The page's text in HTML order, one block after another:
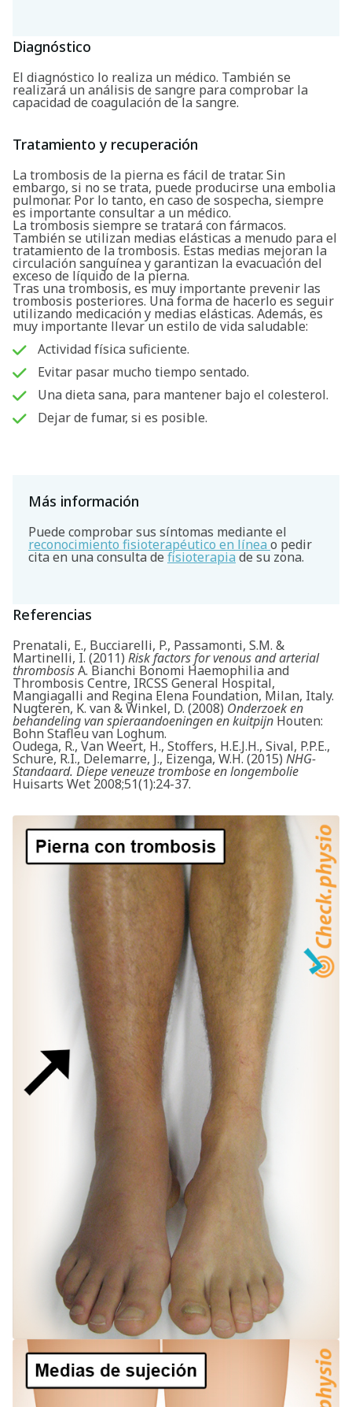
Diagnóstico
El diagnóstico lo realiza un médico. También se
realizará un análisis de sangre para comprobar la
capacidad de coagulación de la sangre.
Tratamiento y recuperación
La trombosis de la pierna es fácil de tratar. Sin
embargo, si no se trata, puede producirse una embolia
pulmonar. Por lo tanto, en caso de sospecha, siempre
es importante consultar a un médico.
La trombosis siempre se tratará con fármacos.
También se utilizan medias elásticas a menudo para el
tratamiento de la trombosis. Estas medias mejoran la
circulación sanguínea y garantizan la evacuación del
exceso de líquido de la pierna.
Tras una trombosis, es muy importante prevenir las
trombosis posteriores. Una forma de hacerlo es seguir
utilizando medicación y medias elásticas. Además, es
muy importante llevar un estilo de vida saludable:
Actividad física suficiente.
Evitar pasar mucho tiempo sentado.
Una dieta sana, para mantener bajo el colesterol.
Dejar de fumar, si es posible.
Más información
Puede comprobar sus síntomas mediante el
reconocimiento fisioterapéutico en línea o pedir
cita en una consulta de fisioterapia de su zona.
Referencias
Prenatali, E., Bucciarelli, P., Passamonti, S.M. &
Martinelli, I. (2011) Risk factors for venous and arterial
thrombosisA. Bianchi Bonomi Haemophilia and
Thrombosis Centre, IRCSS General Hospital,
Mangiagalli and Regina Elena Foundation, Milan, Italy.
Nugteren, K. van & Winkel, D. (2008) Onderzoek en
behandeling van spieraandoeningen en kuitpijn Houten:
Bohn Stafleu van Loghum.
Oudega, R., Van Weert, H., Stoffers, H.E.J.H., Sival, P.P.E.,
Schure, R.I., Delemarre, J., Eizenga, W.H. (2015) NHG-
Standaard. Diepe veneuze trombose en longembolie
Huisarts Wet 2008;51(1):24-37.